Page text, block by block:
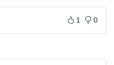
1 0